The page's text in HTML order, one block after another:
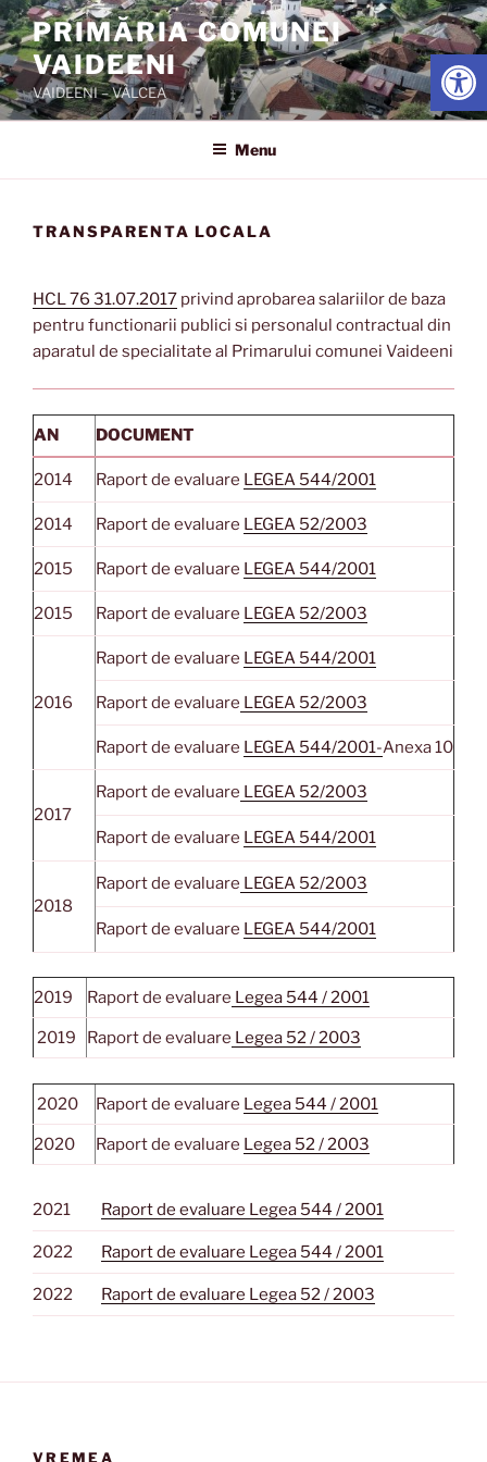
Skip
to
content
PRIMĂRIA COMUNEI
VAIDEENI
VAIDEENI – VÂLCEA
Menu
TRANSPARENTA LOCALA
HCL 76 31.07.2017 privind aprobarea salariilor de baza
pentru functionarii publici si personalul contractual din
aparatul de specialitate al Primarului comunei Vaideeni
AN DOCUMENT
2014 Raport de evaluare LEGEA 544/2001
2014 Raport de evaluare LEGEA 52/2003
2015 Raport de evaluare LEGEA 544/2001
2015 Raport de evaluare LEGEA 52/2003
2016
Raport de evaluare LEGEA 544/2001
Raport de evaluare LEGEA 52/2003
Raport de evaluare LEGEA 544/2001-Anexa 10
2017
Raport de evaluare LEGEA 52/2003
Raport de evaluare LEGEA 544/2001
2018
Raport de evaluare LEGEA 52/2003
Raport de evaluare LEGEA 544/2001
2019 Raport de evaluare Legea 544 / 2001
2019 Raport de evaluare Legea 52 / 2003
2020 Raport de evaluare Legea 544 / 2001
2020 Raport de evaluare Legea 52 / 2003
2021 Raport de evaluare Legea 544 / 2001
2022 Raport de evaluare Legea 544 / 2001
2022 Raport de evaluare Legea 52 / 2003
VREMEA